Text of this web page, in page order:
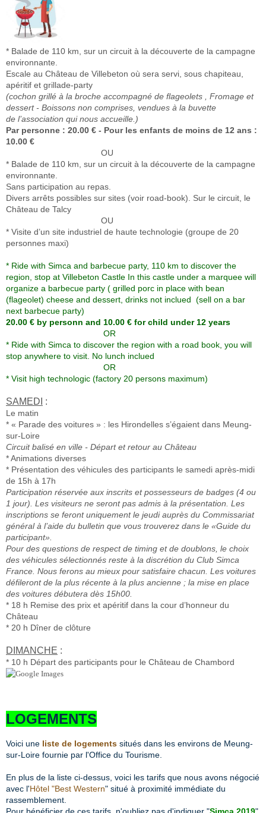
* Balade de 110 km, sur un circuit à la découverte de la campagne
environnante.
Escale au Château de Villebeton où sera servi, sous chapiteau,
apéritif et grillade-party
(cochon grillé à la broche accompagné de flageolets , Fromage et
dessert - Boissons non comprises, vendues à la buvette
de l’association qui nous accueille.)
Par personne : 20.00 € - Pour les enfants de moins de 12 ans :
10.00 €
OU
* Balade de 110 km, sur un circuit à la découverte de la campagne
environnante.
Sans participation au repas.
Divers arrêts possibles sur sites (voir road-book). Sur le circuit, le
Château de Talcy
OU
* Visite d’un site industriel de haute technologie (groupe de 20
personnes maxi)
* Ride with Simca and barbecue party, 110 km to discover the
region, stop at Villebeton Castle In this castle under a marquee will
organize a barbecue party ( grilled porc in place with bean
(flageolet) cheese and dessert, drinks not inclued (sell on a bar
next barbecue party)
20.00 € by personn and 10.00 € for child under 12 years
OR
* Ride with Simca to discover the region with a road book, you will
stop anywhere to visit. No lunch inclued
OR
* Visit high technologic (factory 20 persons maximum)
SAMEDI :
Le matin
* « Parade des voitures » : les Hirondelles s’égaient dans Meung-
sur-Loire
Circuit balisé en ville - Départ et retour au Château
* Animations diverses
* Présentation des véhicules des participants le samedi après-midi
de 15h à 17h
Participation réservée aux inscrits et possesseurs de badges (4 ou
1 jour). Les visiteurs ne seront pas admis à la présentation. Les
inscriptions se feront uniquement le jeudi auprès du Commissariat
général à l’aide du bulletin que vous trouverez dans le «Guide du
participant».
Pour des questions de respect de timing et de doublons, le choix
des véhicules sélectionnés reste à la discrétion du Club Simca
France. Nous ferons au mieux pour satisfaire chacun. Les voitures
défileront de la plus récente à la plus ancienne ; la mise en place
des voitures débutera dès 15h00.
* 18 h Remise des prix et apéritif dans la cour d’honneur du
Château
* 20 h Dîner de clôture
DIMANCHE :
* 10 h Départ des participants pour le Château de Chambord
LOGEMENTS
Voici une liste de logements situés dans les environs de Meung-
sur-Loire fournie par l'Office du Tourisme.
En plus de la liste ci-dessus, voici les tarifs que nous avons négocié
avec l'Hôtel "Best Western" situé à proximité immédiate du
rassemblement.